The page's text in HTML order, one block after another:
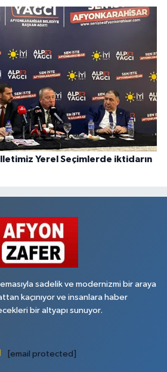
Yerel Seçimlerde iktidarın
sadelik ve modernizmi bir araya
kaçınıyor ve insanlara haber
bir altyapı sunuyor.
[email protected]